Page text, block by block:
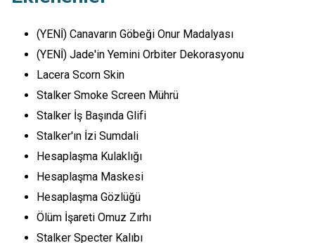
(YENİ) Canavarın Göbeği Onur Madalyası
(YENİ) Jade'in Yemini Orbiter Dekorasyonu
Lacera Scorn Skin
Stalker Smoke Screen Mührü
Stalker İş Başında Glifi
Stalker'ın İzi Sumdali
Hesaplaşma Kulaklığı
Hesaplaşma Maskesi
Hesaplaşma Gözlüğü
Ölüm İşareti Omuz Zırhı
Stalker Specter Kalıbı